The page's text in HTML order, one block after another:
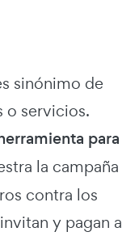
sinónimo de
o servicios.
para
la campaña
contra los
y pagan a